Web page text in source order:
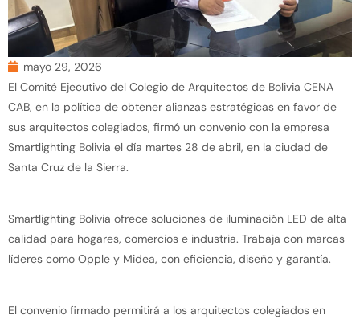
mayo 29, 2026
El Comité Ejecutivo del Colegio de Arquitectos de Bolivia CENA
CAB, en la política de obtener alianzas estratégicas en favor de
sus arquitectos colegiados, firmó un convenio con la empresa
Smartlighting Bolivia el día martes 28 de abril, en la ciudad de
Santa Cruz de la Sierra.
Smartlighting Bolivia ofrece soluciones de iluminación LED de alta
calidad para hogares, comercios e industria. Trabaja con marcas
líderes como Opple y Midea, con eficiencia, diseño y garantía.
El convenio firmado permitirá a los arquitectos colegiados en